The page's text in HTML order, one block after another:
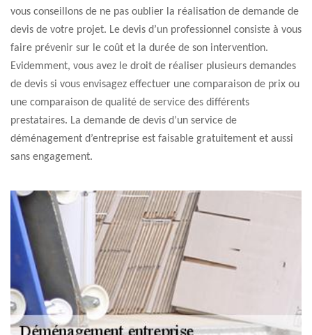
vous conseillons de ne pas oublier la réalisation de demande de
devis de votre projet. Le devis d’un professionnel consiste à vous
faire prévenir sur le coût et la durée de son intervention.
Evidemment, vous avez le droit de réaliser plusieurs demandes
de devis si vous envisagez effectuer une comparaison de prix ou
une comparaison de qualité de service des différents
prestataires. La demande de devis d’un service de
déménagement d’entreprise est faisable gratuitement et aussi
sans engagement.